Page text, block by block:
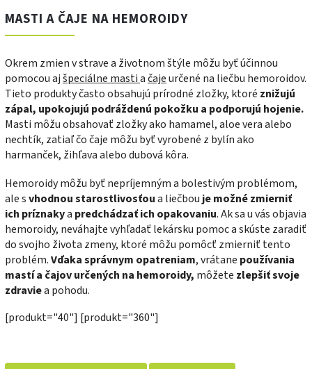
MASTI A ČAJE NA HEMOROIDY
Okrem zmien v strave a životnom štýle môžu byť účinnou
pomocou ajšpeciálne mastiačajeurčené na liečbu hemoroidov.
Tieto produkty často obsahujú prírodné zložky, ktoré znižujú
zápal, upokojujú podráždenú pokožku a podporujú hojenie.
Masti môžu obsahovať zložky ako hamamel, aloe vera alebo
nechtík, zatiaľ čo čaje môžu byť vyrobené z bylín ako
harmanček, žihľava alebo dubová kôra.
Hemoroidy môžu byť nepríjemným a bolestivým problémom,
ale svhodnou starostlivosťoua liečbou je možné zmierniť
ich príznakya predchádzať ich opakovaniu. Ak sa u vás objavia
hemoroidy, neváhajte vyhľadať lekársku pomoc a skúste zaradiť
do svojho života zmeny, ktoré môžu pomôcť zmierniť tento
problém.Vďaka správnym opatreniam, vrátane používania
mastí a čajovurčených na hemoroidy, môžete zlepšiť svoje
zdraviea pohodu.
[produkt="40"] [produkt="360"]